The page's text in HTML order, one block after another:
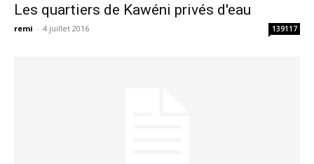
Les quartiers de Kawéni privés d'eau
remi - 4 juillet 2016 139117